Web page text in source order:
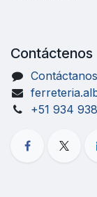
Contáctenos
Contáctanos
+51 934